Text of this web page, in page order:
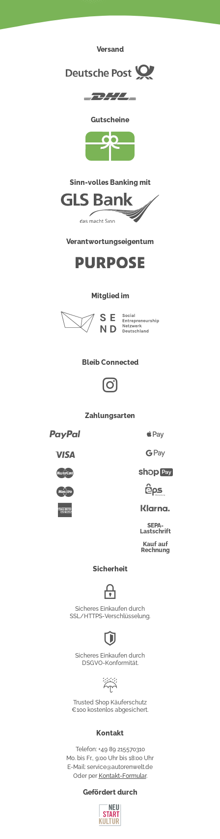
Versand
Gutscheine
Sinn-volles Banking mit
Verantwortungseigentum
Mitglied im
Bleib Connected
Zahlungsarten
Maestro
Pay
Google
Pay
Überweisung
SEPA-
Lastschrift
Kauf auf
Rechnung
Sicherheit
Sicheres Einkaufen durch
SSL/HTTPS-Verschlüsselung.
Sicheres Einkaufen durch
DSGVO-Konformität.
Käuferschutz
Trusted Shop Käuferschutz
€100 kostenlos abgesichert.
Kontakt
Telefon: +49 89 215570310
Mo. bis Fr., 9:00 Uhr bis 18:00 Uhr
E-Mail: service@autorenwelt.de
Oder per Kontakt-Formular.
Gefördert durch